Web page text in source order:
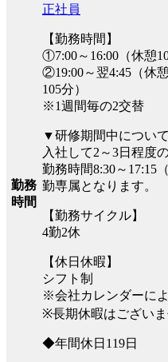
勤務
時間
正社員
【勤務時間】
①7:00～16:00（休憩
②19:00～翌4:45（休
105分）
※1週間毎の2交替
▼研修期間中について
入社して2～3日程度
勤務時間8:30～17:15
勤専属となります。
【勤務サイクル】
4勤2休
【休日休暇】
シフト制
※会社カレンダーに
※長期休暇はござい
◆年間休日119日